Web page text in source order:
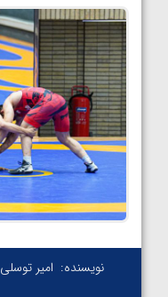
نویسنده: امیر توسلی